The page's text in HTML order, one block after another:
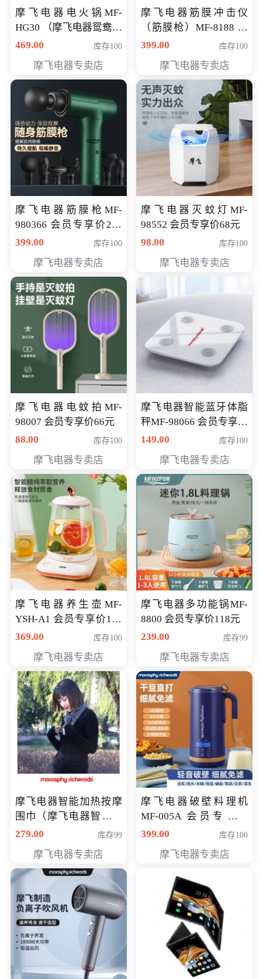
摩飞电器电火锅MF-
HG30 （摩飞电器鸳鸯锅
MF-HG30 ） 会员专享价
469.00 库存100
摩飞电器专卖店
摩飞电器筋膜冲击仪
（筋膜枪）MF-8188 会
员专享价268元
399.00 库存100
摩飞电器专卖店
摩飞电器筋膜枪MF-
980366 会员专享价299
元
399.00 库存100
摩飞电器专卖店
摩飞电器灭蚊灯MF-
98552 会员专享价68元
98.00
库存100
摩飞电器专卖店
摩飞电器电蚊拍MF-
98007 会员专享价66元
88.00
库存100
摩飞电器专卖店
摩飞电器智能蓝牙体脂
秤MF-98066 会员专享价
98元
149.00 库存100
摩飞电器专卖店
摩飞电器养生壶MF-
YSH-A1 会员专享价198
元
369.00 库存100
摩飞电器专卖店
摩飞电器多功能锅MF-
8800 会员专享价118元
239.00
库存99
摩飞电器专卖店
摩飞电器智能加热按摩
围巾（摩飞电器智能加
热按摩围脖） 会员专享
279.00 库存99
摩飞电器专卖店
摩飞电器破壁料理机
MF-005A 会员专享价
198元
399.00 库存100
摩飞电器专卖店